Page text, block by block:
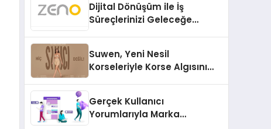
Dijital Dönüşüm ile İş
Süreçlerinizi Geleceğe
Suwen, Yeni Nesil
Korseleriyle Korse Algısını
Gerçek Kullanıcı
Yorumlarıyla Marka